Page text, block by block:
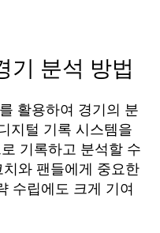
기 분석 방법
활용하여 경기의 분
지털 기록 시스템을
기록하고 분석할 수
와 팬들에게 중요한
수립에도 크게 기여